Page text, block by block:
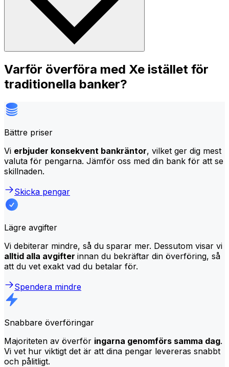
Varför överföra med Xe istället för
traditionella banker?
Bättre priser
Vi erbjuder konsekvent bankräntor, vilket ger dig mest
valuta för pengarna. Jämför oss med din bank för att se
skillnaden.
Skicka pengar
Lägre avgifter
Vi debiterar mindre, så du sparar mer. Dessutom visar vi
alltid alla avgifter innan du bekräftar din överföring, så
att du vet exakt vad du betalar för.
Spendera mindre
Snabbare överföringar
Majoriteten av överför ingarna genomförs samma dag.
Vi vet hur viktigt det är att dina pengar levereras snabbt
och pålitligt.